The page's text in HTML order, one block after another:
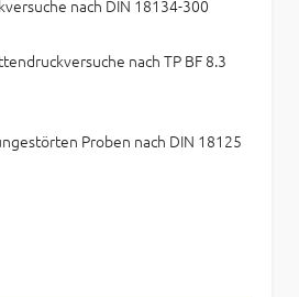
nach DIN 18134-300
nach TP BF 8.3
Proben nach DIN 18125